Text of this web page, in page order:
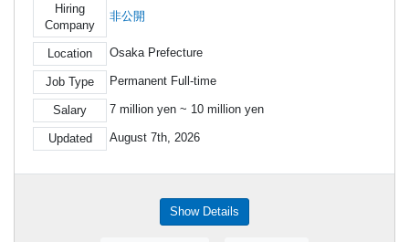
Hiring
Company
非公開
Location Osaka Prefecture
Job Type Permanent Full-time
Salary 7 million yen ~ 10 million yen
Updated August 7th, 2026
Show Details